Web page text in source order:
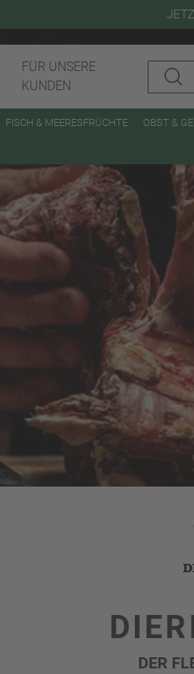
FÜR UNSERE
KUNDEN
FISCH & MEERESFRÜCHTE OBST &
DER